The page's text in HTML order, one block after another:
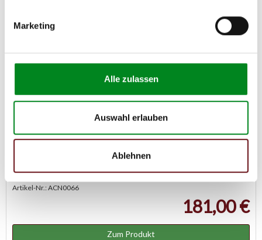
Marketing
Alle zulassen
Auswahl erlauben
Ablehnen
Artikel-Nr.: ACN0066
181,00 €
Zum Produkt